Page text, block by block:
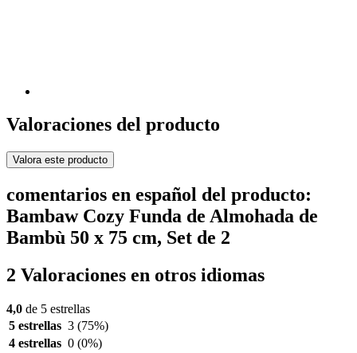
Valoraciones del producto
Valora este producto
comentarios en español del producto:
Bambaw Cozy Funda de Almohada de
Bambù 50 x 75 cm, Set de 2
2 Valoraciones en otros idiomas
4,0 de 5 estrellas
5 estrellas 3 (75%)
4 estrellas 0 (0%)